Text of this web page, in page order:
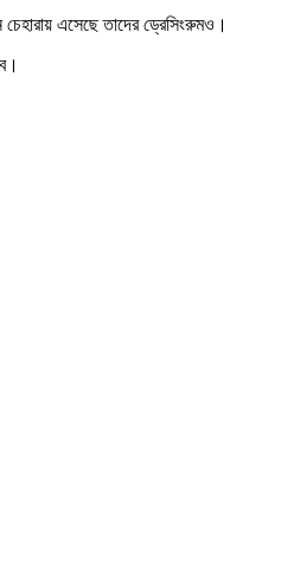
এসেছে তাদের ড্রেসিংরুমও।